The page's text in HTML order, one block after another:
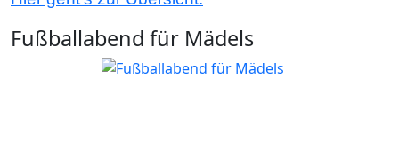
Fußballabend für Mädels